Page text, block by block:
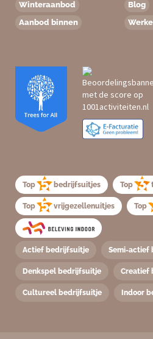
Winteraanbod
Aanbod binnen
Blog
Top bedrijfsuitjes Top
Top vrijgezellenuitjes Top
Actief bedrijfsuitje Semi-actief
Denkspel bedrijfsuitje Creatief
Cultureel bedrijfsuitje Indoor